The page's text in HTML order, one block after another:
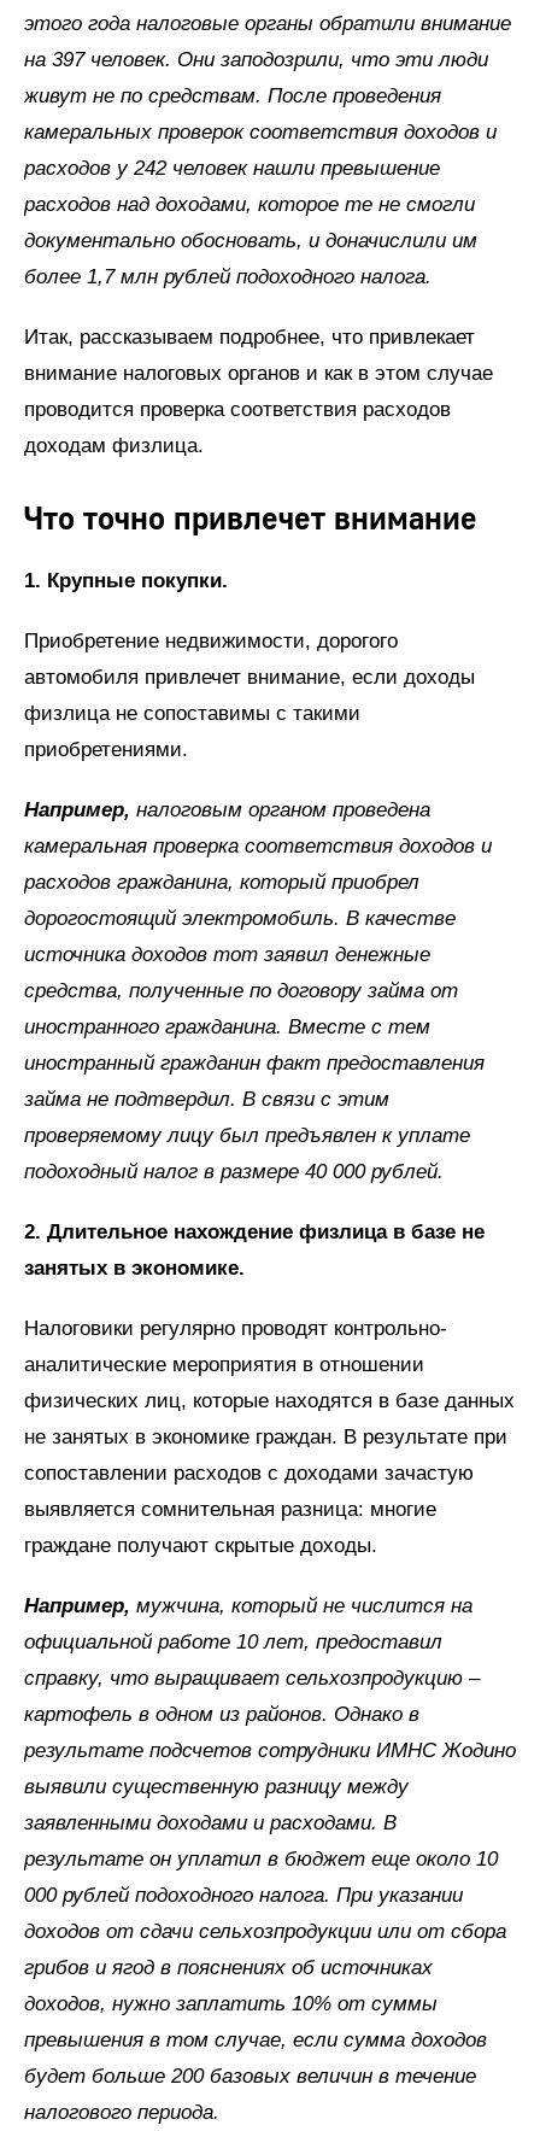
этого года налоговые органы обратили внимание
на 397 человек. Они заподозрили, что эти люди
живут не по средствам. После проведения
камеральных проверок соответствия доходов и
расходов у 242 человек нашли превышение
расходов над доходами, которое те не смогли
документально обосновать, и доначислили им
более 1,7 млн рублей подоходного налога.
Итак, рассказываем подробнее, что привлекает
внимание налоговых органов и как в этом случае
проводится проверка соответствия расходов
доходам физлица.
Что точно привлечет внимание
1. Крупные покупки.
Приобретение недвижимости, дорогого
автомобиля привлечет внимание, если доходы
физлица не сопоставимы с такими
приобретениями.
Например, налоговым органом проведена
камеральная проверка соответствия доходов и
расходов гражданина, который приобрел
дорогостоящий электромобиль. В качестве
источника доходов тот заявил денежные
средства, полученные по договору займа от
иностранного гражданина. Вместе с тем
иностранный гражданин факт предоставления
займа не подтвердил. В связи с этим
проверяемому лицу был предъявлен к уплате
подоходный налог в размере 40 000 рублей.
2. Длительное нахождение физлица в базе не
занятых в экономике.
Налоговики регулярно проводят контрольно-
аналитические мероприятия в отношении
физических лиц, которые находятся в базе данных
не занятых в экономике граждан. В результате при
сопоставлении расходов с доходами зачастую
выявляется сомнительная разница: многие
граждане получают скрытые доходы.
Например, мужчина, который не числится на
официальной работе 10 лет, предоставил
справку, что выращивает сельхозпродукцию –
картофель в одном из районов. Однако в
результате подсчетов сотрудники ИМНС Жодино
выявили существенную разницу между
заявленными доходами и расходами. В
результате он уплатил в бюджет еще около 10
000 рублей подоходного налога. При указании
доходов от сдачи сельхозпродукции или от сбора
грибов и ягод в пояснениях об источниках
доходов, нужно заплатить 10% от суммы
превышения в том случае, если сумма доходов
будет больше 200 базовых величин в течение
налогового периода.